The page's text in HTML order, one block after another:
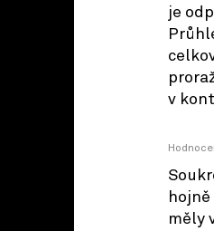
je
v
měly